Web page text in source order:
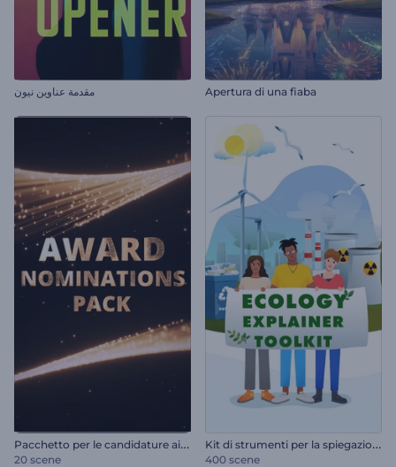
مقدمة عناوين نيون Apertura di una fiaba
P
acchetto per le candidature ai premi
20 scene
K
it di strumenti per la spiegazione dell'ecologia
400 scene